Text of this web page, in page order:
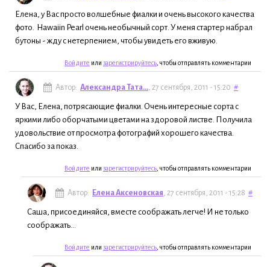
Елена, у Вас просто волшебные фиалки и очень высокого качества
фото. Hawaiin Pearl очень необычный сорт. У меня стартер набрал
бутоны - жду с нетерпением, чтобы увидеть его вживую.
Войдите или зарегистрируйтесь , чтобы отправлять комментарии
Автор: Александра Тата... , 27 сентября, 2011 - 15:20 #
У Вас, Елена, потрясающие фиалки. Очень интересные сорта с
яркими либо оборчатыми цветами на здоровой листве. Получила
удовольствие от просмотра фотографий хорошего качества.
Спасибо за показ.
Войдите или зарегистрируйтесь , чтобы отправлять комментарии
Автор: Елена Аксеновская , 27 сентября, 2011 - 15:28 #
Саша, присоединяйся, вместе соображать легче! И не только
соображать...
Войдите или зарегистрируйтесь , чтобы отправлять комментарии